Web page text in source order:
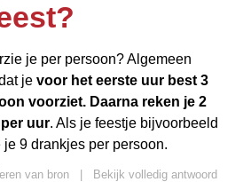
je per persoon? Algemeen
je voor het eerste uur best 3
voorziet. Daarna reken je 2
uur. Als je feestje bijvoorbeeld
9 drankjes per persoon.
van bron
Bekijk volledig antwoord